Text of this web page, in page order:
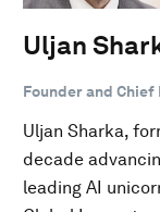
Uljan
Founder and
Uljan Sharka,
decade
leading AI